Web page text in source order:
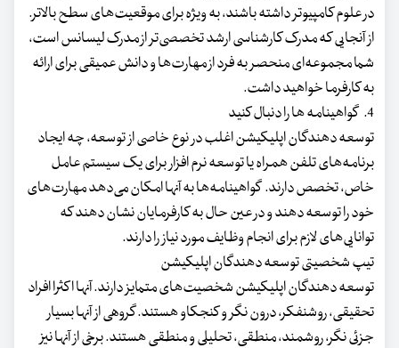
در علوم کامپیوتر داشته باشند، به ویژه برای موقعیت‌های سطح بالاتر.
از آنجایی که مدرک کارشناسی ارشد تخصصی‌تر از مدرک لیسانس است،
شما مجموعه‌ای منحصر به فرد از مهارت‌ها و دانش عمیقی برای ارائه
به کارفرما خواهید داشت.
4. گواهینامه ها را دنبال کنید
توسعه دهندگان اپلیکیشن اغلب در نوع خاصی از توسعه، چه ایجاد
برنامه‌های تلفن همراه یا توسعه نرم افزار برای یک سیستم عامل
خاص، تخصص دارند. گواهینامه‌ها به آنها امکان می‌دهد مهارت‌های
خود را توسعه دهند و در عین حال به کارفرمایان نشان دهند که
توانایی‌های لازم برای انجام وظایف مورد نیاز را دارند.
تیپ شخصیتی توسعه دهندگان اپلیکیشن
توسعه دهندگان اپلیکیشن شخصیت‌های متمایز دارند. آنها اکثرا افراد
تحقیقی، روشنفکر، درون نگر و کنجکاو هستند. گروهی از آنها بسیار
جزئی نگر، روشمند، منطقی، تحلیلی و منطقی هستند. برخی از آنها نیز